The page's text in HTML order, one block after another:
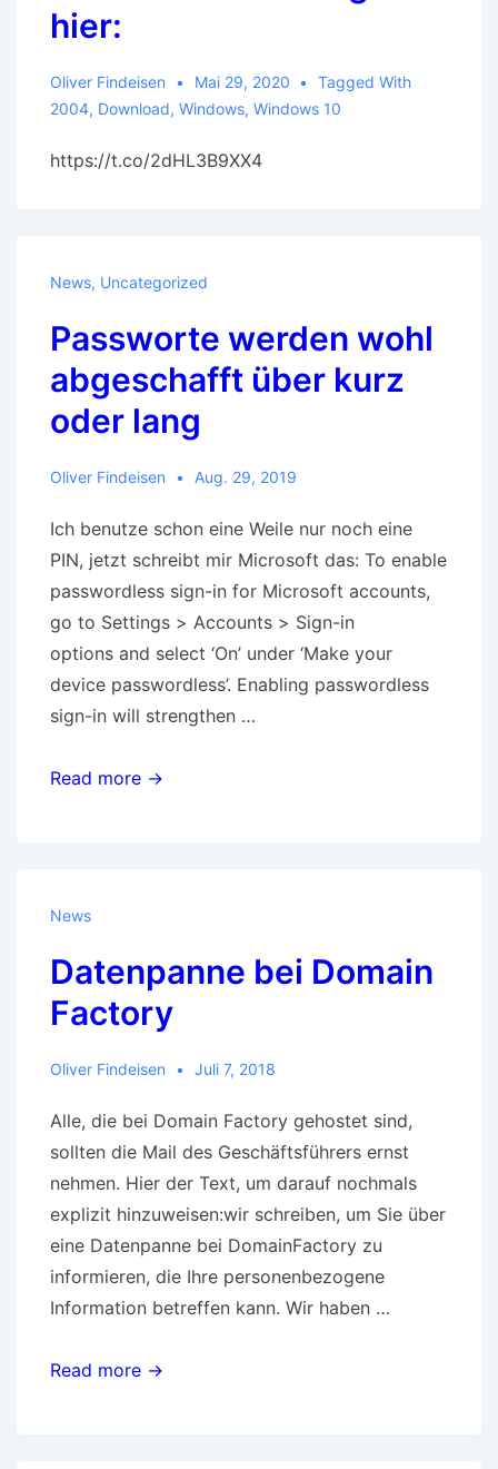
hier:
Oliver Findeisen Mai 29, 2020
Tagged With
2004, Download, Windows, Windows 10
https://t.co/2dHL3B9XX4
News, Uncategorized
Passworte werden wohl
abgeschafft über kurz
oder lang
Oliver Findeisen Aug. 29, 2019
Ich benutze schon eine Weile nur noch eine
PIN, jetzt schreibt mir Microsoft das: To enable
passwordless sign-in for Microsoft accounts,
go to Settings > Accounts > Sign-in
options and select ‘On’ under ‘Make your
device passwordless’. Enabling passwordless
sign-in will strengthen …
Passworte
oder
lang
Read more →
News
Datenpanne bei Domain
Factory
Oliver Findeisen Juli 7, 2018
Alle, die bei Domain Factory gehostet sind,
sollten die Mail des Geschäftsführers ernst
nehmen. Hier der Text, um darauf nochmals
explizit hinzuweisen:wir schreiben, um Sie über
eine Datenpanne bei DomainFactory zu
informieren, die Ihre personenbezogene
Information betreffen kann. Wir haben …
Datenpanne
Read more →